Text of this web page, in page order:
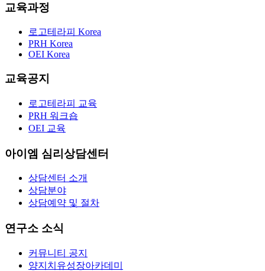
교육과정
로고테라피 Korea
PRH Korea
OEI Korea
교육공지
로고테라피 교육
PRH 워크숍
OEI 교육
아이엠 심리상담센터
상담센터 소개
상담분야
상담예약 및 절차
연구소 소식
커뮤니티 공지
양지치유성장아카데미